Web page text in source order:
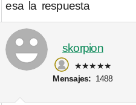
esa la respuesta
skorpion
★★★★★
Mensajes: 1488